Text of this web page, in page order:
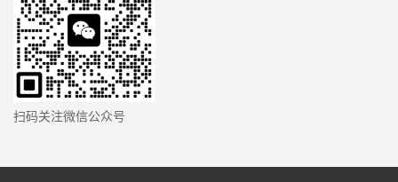
扫码关注微信公众号